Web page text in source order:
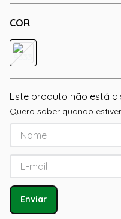
COR
Este produto não está
Quero saber quando
Enviar